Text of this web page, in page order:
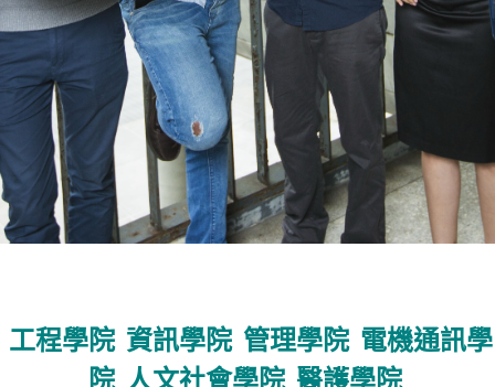
工程學院 資訊學院 管理學院 電機通訊學